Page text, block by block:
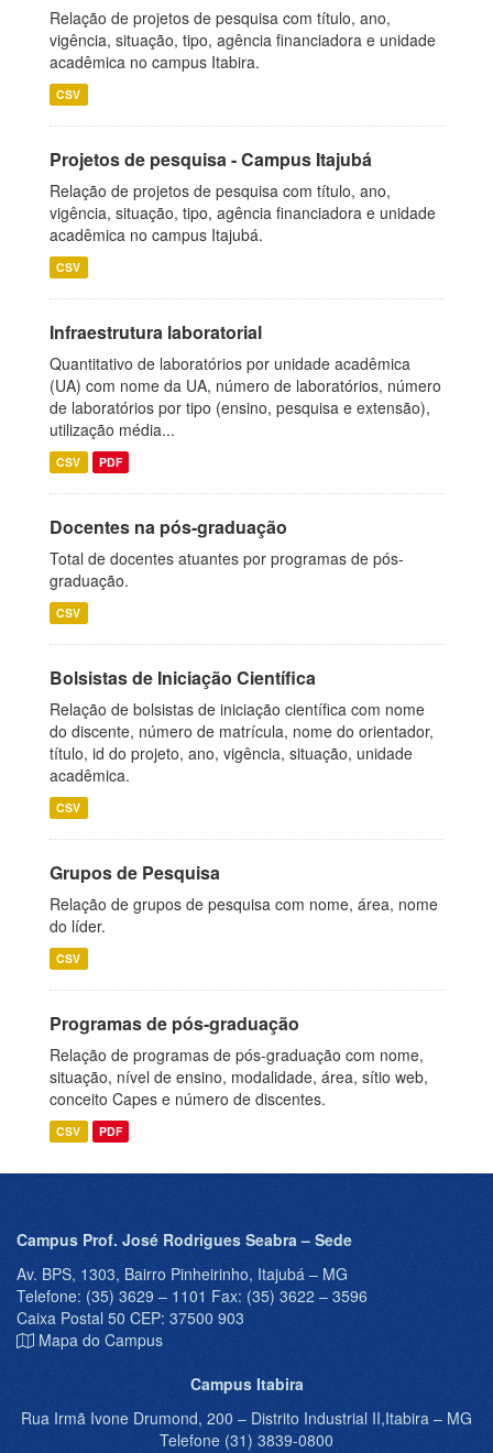
Relação de projetos de pesquisa com título, ano,
vigência, situação, tipo, agência financiadora e unidade
acadêmica no campus Itabira.
CSV
Projetos de pesquisa - Campus Itajubá
Relação de projetos de pesquisa com título, ano,
vigência, situação, tipo, agência financiadora e unidade
acadêmica no campus Itajubá.
CSV
Infraestrutura laboratorial
Quantitativo de laboratórios por unidade acadêmica
(UA) com nome da UA, número de laboratórios, número
de laboratórios por tipo (ensino, pesquisa e extensão),
utilização média...
CSV PDF
Docentes na pós-graduação
Total de docentes atuantes por programas de pós-
graduação.
CSV
Bolsistas de Iniciação Científica
Relação de bolsistas de iniciação científica com nome
do discente, número de matrícula, nome do orientador,
título, id do projeto, ano, vigência, situação, unidade
acadêmica.
CSV
Grupos de Pesquisa
Relação de grupos de pesquisa com nome, área, nome
do líder.
CSV
Programas de pós-graduação
Relação de programas de pós-graduação com nome,
situação, nível de ensino, modalidade, área, sítio web,
conceito Capes e número de discentes.
CSV PDF
Campus Prof. José Rodrigues Seabra – Sede
Av. BPS, 1303, Bairro Pinheirinho, Itajubá – MG
Telefone: (35) 3629 – 1101 Fax: (35) 3622 – 3596
Caixa Postal 50 CEP: 37500 903
Mapa do Campus
Campus Itabira
Rua Irmã Ivone Drumond, 200 – Distrito Industrial II,Itabira – MG
Telefone (31) 3839-0800